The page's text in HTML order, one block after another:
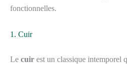
fonctionnelles.
1. Cuir
Le cuir est un classique intemporel